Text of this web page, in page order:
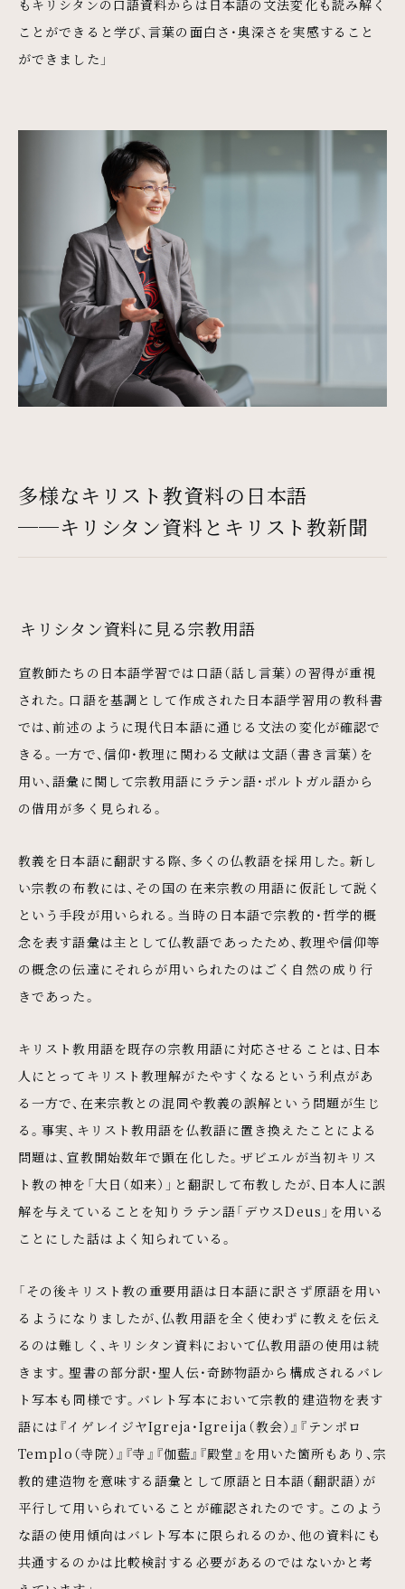
もキリシタンの口語資料からは日本語の文法変化も読み解く
ことができると学び、言葉の面白さ・奥深さを実感すること
ができました」
多様なキリスト教資料の日本語
──キリシタン資料とキリスト教新聞
キリシタン資料に見る宗教用語
宣教師たちの日本語学習では口語（話し言葉）の習得が重視
された。口語を基調として作成された日本語学習用の教科書
では、前述のように現代日本語に通じる文法の変化が確認で
きる。一方で、信仰・教理に関わる文献は文語（書き言葉）を
用い、語彙に関して宗教用語にラテン語・ポルトガル語から
の借用が多く見られる。
教義を日本語に翻訳する際、多くの仏教語を採用した。新し
い宗教の布教には、その国の在来宗教の用語に仮託して説く
という手段が用いられる。当時の日本語で宗教的・哲学的概
念を表す語彙は主として仏教語であったため、教理や信仰等
の概念の伝達にそれらが用いられたのはごく自然の成り行
きであった。
キリスト教用語を既存の宗教用語に対応させることは、日本
人にとってキリスト教理解がたやすくなるという利点があ
る一方で、在来宗教との混同や教義の誤解という問題が生じ
る。事実、キリスト教用語を仏教語に置き換えたことによる
問題は、宣教開始数年で顕在化した。ザビエルが当初キリス
ト教の神を「大日（如来）」と翻訳して布教したが、日本人に誤
解を与えていることを知りラテン語「デウスDeus」を用いる
ことにした話はよく知られている。
「その後キリスト教の重要用語は日本語に訳さず原語を用い
るようになりましたが、仏教用語を全く使わずに教えを伝え
るのは難しく、キリシタン資料において仏教用語の使用は続
きます。聖書の部分訳・聖人伝・奇跡物語から構成されるバレ
ト写本も同様です。バレト写本において宗教的建造物を表す
語には『イゲレイジヤIgreja・Igreija（教会）』『テンポロ
Templo（寺院）』『寺』『伽藍』『殿堂』を用いた箇所もあり、宗
教的建造物を意味する語彙として原語と日本語（翻訳語）が
平行して用いられていることが確認されたのです。このよう
な語の使用傾向はバレト写本に限られるのか、他の資料にも
共通するのかは比較検討する必要があるのではないかと考